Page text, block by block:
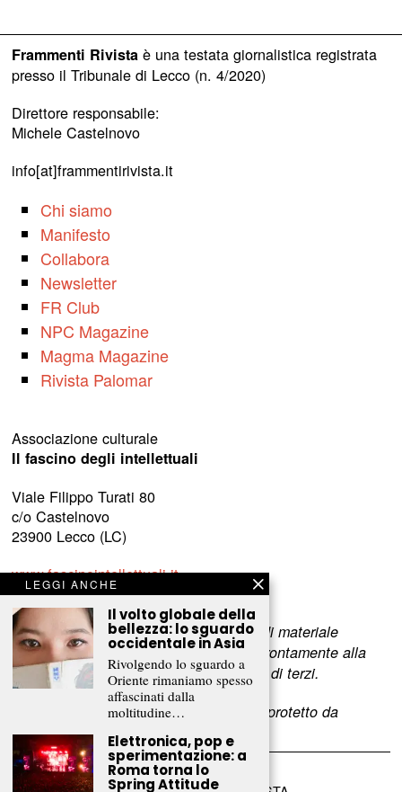
Frammenti Rivistaè una testata giornalistica registrata
presso il Tribunale di Lecco (n. 4/2020)
Direttore responsabile:
Michele Castelnovo
info[at]frammentirivista.it
Chi siamo
Manifesto
Collabora
Newsletter
FR Club
NPC Magazine
Magma Magazine
Rivista Palomar
Associazione culturale
Il fascino degli intellettuali
Viale Filippo Turati 80
c/o Castelnovo
23900 Lecco (LC)
www.fascinointellettuali.it
info[at]fascinointellettuali.it
Per segnalare eventuali errori nell’uso di materiale
riservato,scriveteci e provvederemo prontamente alla
rimozione del materiale lesivo dei diritti di terzi.
L’intero contenuto di questo sito web è protetto da
copyright.
LEGGI ANCHE
Il volto globale della
bellezza: lo sguardo
occidentale in Asia
Rivolgendo lo sguardo a
Oriente rimaniamo spesso
affascinati dalla
moltitudine…
Elettronica, pop e
sperimentazione: a
Roma torna lo
Spring Attitude